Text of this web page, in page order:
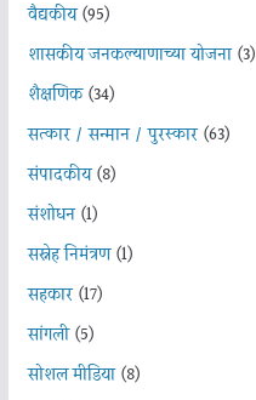
वैद्यकीय(95)
शासकीय जनकल्याणाच्या योजना(3)
शैक्षणिक(34)
सत्कार / सन्मान / पुरस्कार(63)
संपादकीय(8)
संशोधन(1)
सस्नेह निमंत्रण(1)
सहकार(17)
सांगली(5)
सोशल मीडिया(8)